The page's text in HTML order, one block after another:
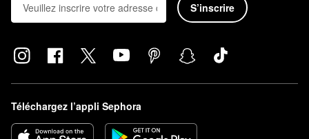
S’inscrire
Téléchargez l’appli Sephora